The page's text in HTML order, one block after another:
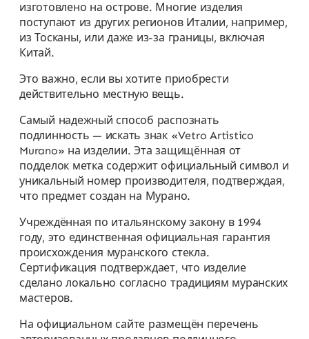
изготовлено на острове. Многие изделия
поступают из других регионов Италии, например,
из Тосканы, или даже из-за границы, включая
Китай.
Это важно, если вы хотите приобрести
действительно местную вещь.
Самый надежный способ распознать
подлинность — искать знак «Vetro Artistico
Murano» на изделии. Эта защищённая от
подделок метка содержит официальный символ и
уникальный номер производителя, подтверждая,
что предмет создан на Мурано.
Учреждённая по итальянскому закону в 1994
году, это единственная официальная гарантия
происхождения муранского стекла.
Сертификация подтверждает, что изделие
сделано локально согласно традициям муранских
мастеров.
На официальном сайте размещён перечень